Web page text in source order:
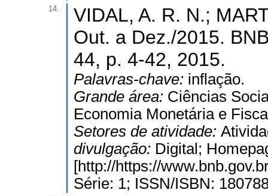
14.
VIDAL, A. R. N.;
Out. a Dez./2015.
44, p. 4-42, 2015.
Palavras-chave: inflação.
Grande área: Ciências
Economia Monetária e
Setores de atividade:
divulgação: Digital;
[http://https://
Série: 1; ISSN/ISBN: